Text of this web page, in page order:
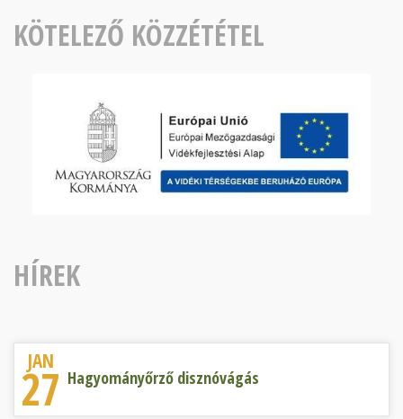
KÖTELEZŐ KÖZZÉTÉTEL
HÍREK
JAN
27 Hagyományőrző disznóvágás